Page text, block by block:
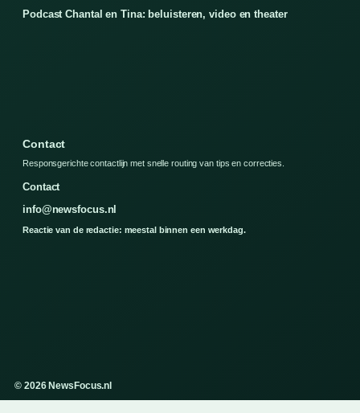
Podcast Chantal en Tina: beluisteren, video en theater
Contact
Responsgerichte contactlijn met snelle routing van tips en correcties.
Contact
info@newsfocus.nl
Reactie van de redactie: meestal binnen een werkdag.
© 2026 NewsFocus.nl